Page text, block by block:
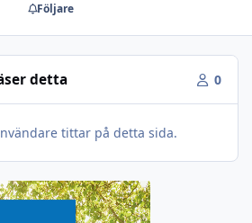
Följare
detta 0
tittar på detta sida.